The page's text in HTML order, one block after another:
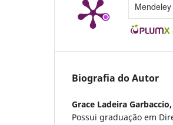
Biografia do Autor
Grace Ladeira Garbaccio,
Possui graduação em